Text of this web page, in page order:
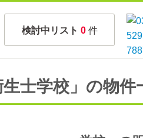
検討中リスト 0 件
生士学校」の物件